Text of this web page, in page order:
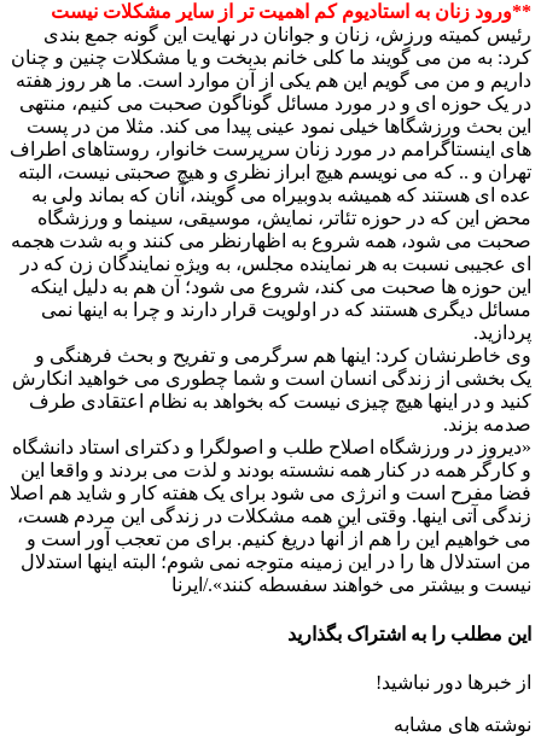
**ورود زنان به استادیوم کم اهمیت تر از سایر مشکلات نیست
رئیس کمیته ورزش، زنان و جوانان در نهایت این گونه جمع بندی
کرد: به من می گویند ما کلی خانم بدبخت و یا مشکلات چنین و چنان
داریم و من می گویم این هم یکی از آن موارد است. ما هر روز هفته
در یک حوزه ای و در مورد مسائل گوناگون صحبت می کنیم، منتهی
این بحث ورزشگاها خیلی نمود عینی پیدا می کند. مثلا من در پست
های اینستاگرامم در مورد زنان سرپرست خانوار، روستاهای اطراف
تهران و .. که می نویسم هیچ ابراز نظری و هیچ صحبتی نیست، البته
عده ای هستند که همیشه بدوبیراه می گویند، آنان که بماند ولی به
محض این که در حوزه تئاتر، نمایش، موسیقی، سینما و ورزشگاه
صحبت می شود، همه شروع به اظهارنظر می کنند و به شدت هجمه
ای عجیبی نسبت به هر نماینده مجلس، به ویژه نمایندگان زن که در
این حوزه ها صحبت می کند، شروع می شود؛ آن هم به دلیل اینکه
مسائل دیگری هستند که در اولویت قرار دارند و چرا به اینها نمی
پردازید.
وی خاطرنشان کرد: اینها هم سرگرمی و تفریح و بحث فرهنگی و
یک بخشی از زندگی انسان است و شما چطوری می خواهید انکارش
کنید و در اینها هیچ چیزی نیست که بخواهد به نظام اعتقادی طرف
صدمه بزند.
«دیروز در ورزشگاه اصلاح طلب و اصولگرا و دکترای استاد دانشگاه
و کارگر همه در کنار همه نشسته بودند و لذت می بردند و واقعا این
فضا مفرح است و انرژی می شود برای یک هفته کار و شاید هم اصلا
زندگی آتی اینها. وقتی این همه مشکلات در زندگی این مردم هست،
می خواهیم این را هم از آنها دریغ کنیم. برای من تعجب آور است و
من استدلال ها را در این زمینه متوجه نمی شوم؛ البته اینها استدلال
نیست و بیشتر می خواهند سفسطه کنند»./ایرنا
این مطلب را به اشتراک بگذارید
از خبرها دور نباشید!
نوشته های مشابه